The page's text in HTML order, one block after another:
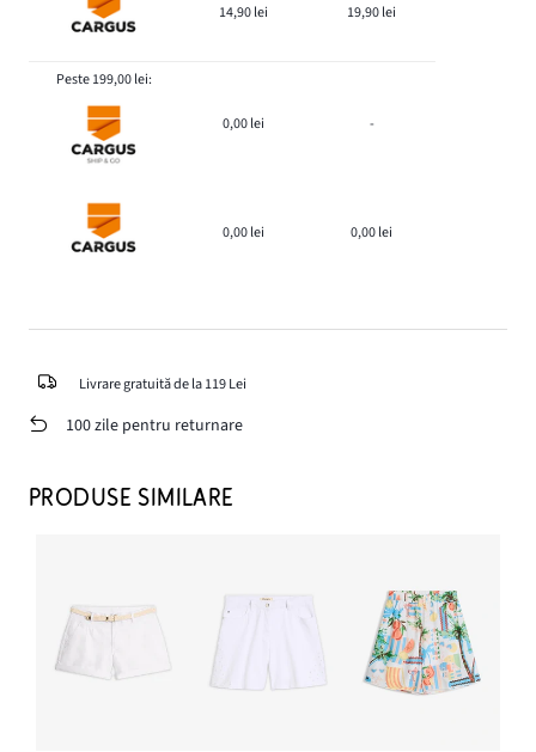
14,90 lei 19,90 lei
Peste 199,00 lei:
0,00 lei -
0,00 lei 0,00 lei
Livrare gratuită de la 119 Lei
100 zile pentru returnare
PRODUSE SIMILARE